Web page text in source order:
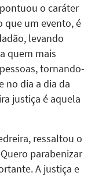
o caráter
que um evento, é
levando
quem mais
tornando-
no dia a dia da
justiça é aquela
ressaltou o
parabenizar
A justiça e